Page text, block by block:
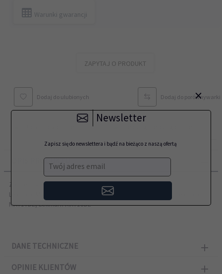
Warunki gwarancji
ZAPYTAJ O PRODUKT
Dodaj do ulubionych Dodaj do porównywarki
OPIS PRODUKTU
Zamiennik LEXMARK przeznaczony do modeli:
Lexmark MS817DN, Lexmark MS817N, Lexmark MS818DN, Lexmark
MX717DE, Lexmark MX718DE
DANE TECHNICZNE
OPINIE KLIENTÓW
×
Newsletter
Zapisz się do newslettera i bądź na bieżąco z naszą ofertą
Twój adres email